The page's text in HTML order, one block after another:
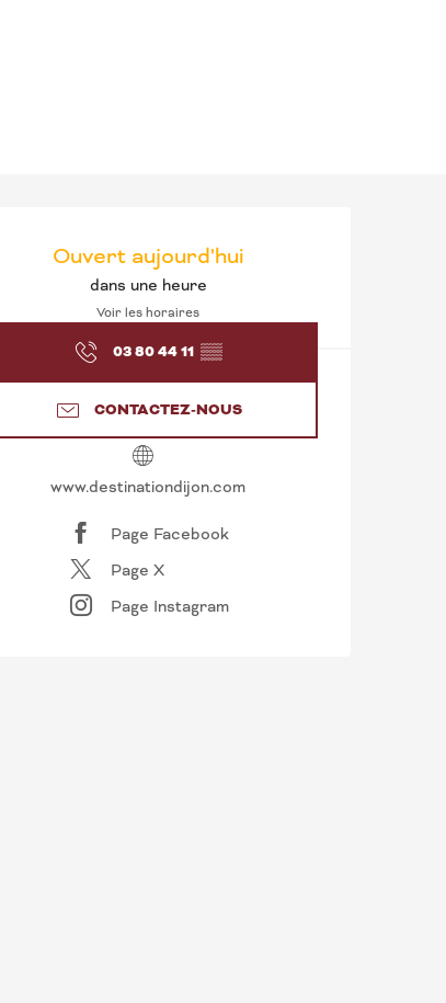
ET
Ouvert aujourd'hui
dans une heure
Voir les horaires
03 80 44 11 ▒▒
CONTACTEZ-NOUS
www.destinationdijon.com
Page Facebook
Page X
Page Instagram